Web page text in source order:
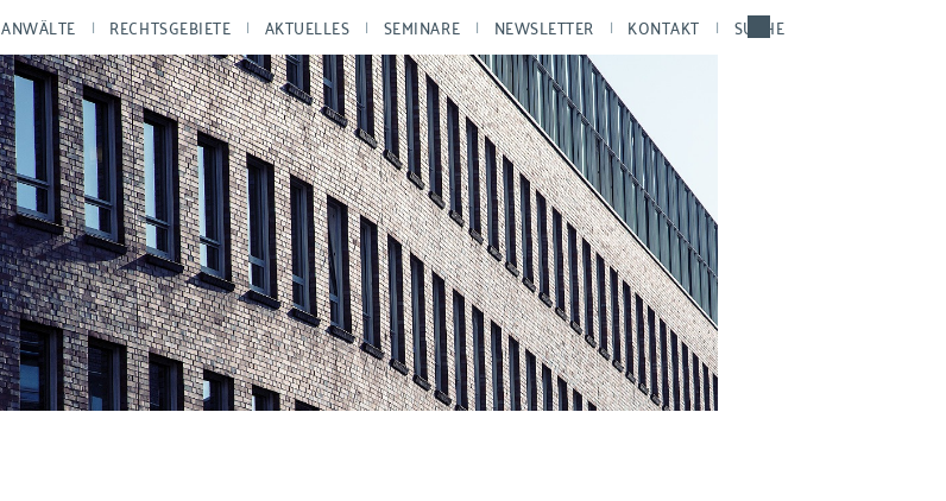
ANWÄLTE RECHTSGEBIETE AKTUELLES SEMINARE NEWSLETTER KONTAKT SUCHE